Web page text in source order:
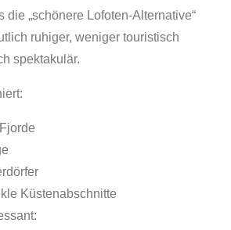
die „schönere Lofoten-Alternative“
ruhiger, weniger touristisch
spektakulär.
Küstenabschnitte